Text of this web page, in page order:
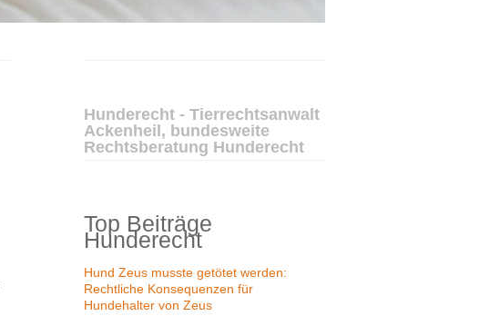
Hunderecht - Tierrechtsanwalt
Ackenheil, bundesweite
Rechtsberatung Hunderecht
Top Beiträge
Hunderecht
Hund Zeus musste getötet werden:
Rechtliche Konsequenzen für
Hundehalter von Zeus